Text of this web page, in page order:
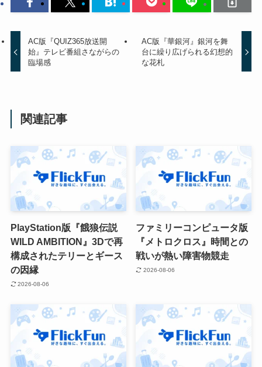
AC版『QUIZ365放送開
始』テレビ番組さながらの
臨場感
AC版『華銀河』銀河を舞
台に繰り広げられる幻想的
な花札
関連記事
PlayStation版『餓狼伝説
WILD AMBITION』3Dで再
構成されたテリーとギース
の因縁
2026-08-06
ファミリーコンピュータ版
『メトロクロス』時間との
戦いが熱い障害物競走
2026-08-06